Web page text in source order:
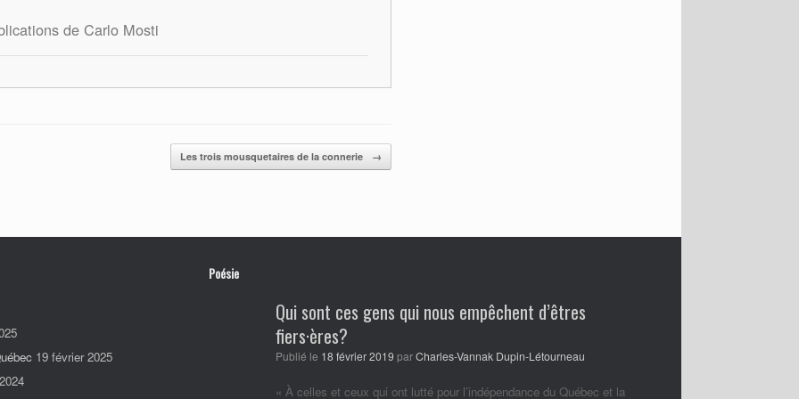
de Carlo Mosti
Les trois mousquetaires de la connerie →
19 février 2025
Poésie
Qui sont ces gens qui nous empêchent d’êtres
fiers·ères?
Publié le 18 février 2019 parCharles-Vannak Dupin-Létourneau
« À celles et ceux qui ont lutté pour l’indépendance du Québec et la